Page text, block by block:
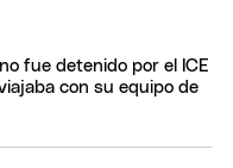
fue detenido por el ICE
con su equipo de